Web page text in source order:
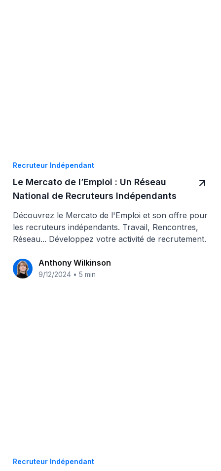
Recruteur Indépendant
Le Mercato de l’Emploi : Un Réseau
National de Recruteurs Indépendants
Découvrez le Mercato de l'Emploi et son offre pour
les recruteurs indépendants. Travail, Rencontres,
Réseau... Développez votre activité de recrutement.
Anthony Wilkinson
9/12/2024 • 5 min
Recruteur Indépendant